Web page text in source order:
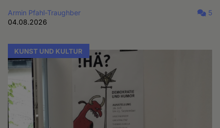
Armin Pfahl-Traughber
04.08.2026
5
KUNST UND KULTUR